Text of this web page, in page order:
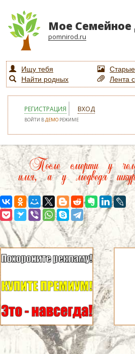
Мое Семейное
pomnirod.ru
Ищу тебя
Найти родных
Лента
РЕГИСТРАЦИЯ ВХОД
ВОЙТИ ВДЕМО РЕЖИМЕ
После смерти у
имя, а у медведя